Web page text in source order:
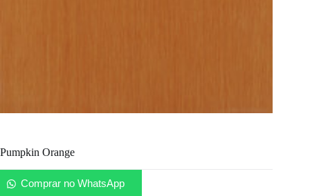
Pumpkin Orange
Comprar no WhatsApp